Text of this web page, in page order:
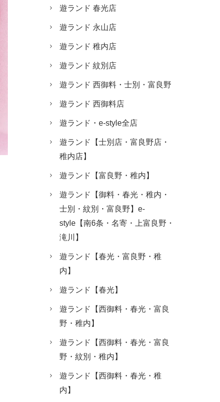
遊ランド 春光店
遊ランド 永山店
遊ランド 稚内店
遊ランド 紋別店
遊ランド 西御料・士別・富良野
遊ランド 西御料店
遊ランド・e-style全店
遊ランド【士別店・富良野店・
稚内店】
遊ランド【富良野・稚内】
遊ランド【御料・春光・稚内・
士別・紋別・富良野】e-
style【南6条・名寄・上富良野・
滝川】
遊ランド【春光・富良野・稚
内】
遊ランド【春光】
遊ランド【西御料・春光・富良
野・稚内】
遊ランド【西御料・春光・富良
野・紋別・稚内】
遊ランド【西御料・春光・稚
内】